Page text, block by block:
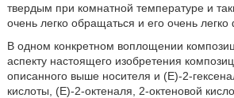
твердым при комнатной температуре и
очень легко обращаться и его очень легко
В одном конкретном воплощении
аспекту настоящего изобретения
описанного выше носителя и (Е)-2-
кислоты, (Е)-2-октеналя, 2-октеновой